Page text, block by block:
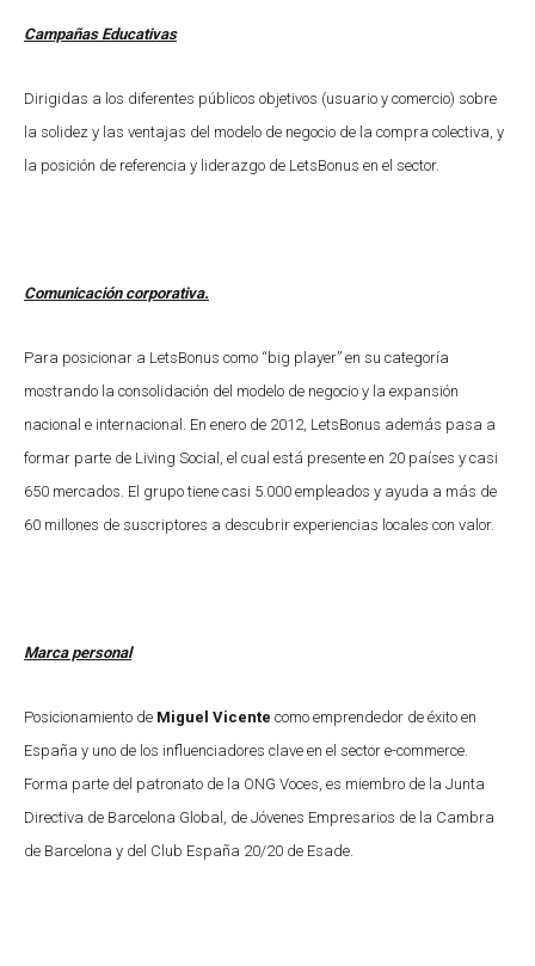
Campañas Educativas
Dirigidas a los diferentes públicos objetivos (usuario y comercio) sobre
la solidez y las ventajas del modelo de negocio de la compra colectiva, y
la posición de referencia y liderazgo de LetsBonus en el sector.
Comunicación corporativa.
Para posicionar a LetsBonus como “big player” en su categoría
mostrando la consolidación del modelo de negocio y la expansión
nacional e internacional. En enero de 2012, LetsBonus además pasa a
formar parte de Living Social, el cual está presente en 20 países y casi
650 mercados. El grupo tiene casi 5.000 empleados y ayuda a más de
60 millones de suscriptores a descubrir experiencias locales con valor.
Marca personal
Posicionamiento de Miguel Vicente como emprendedor de éxito en
España y uno de los influenciadores clave en el sector e-commerce.
Forma parte del patronato de la ONG Voces, es miembro de la Junta
Directiva de Barcelona Global, de Jóvenes Empresarios de la Cambra
de Barcelona y del Club España 20/20 de Esade.